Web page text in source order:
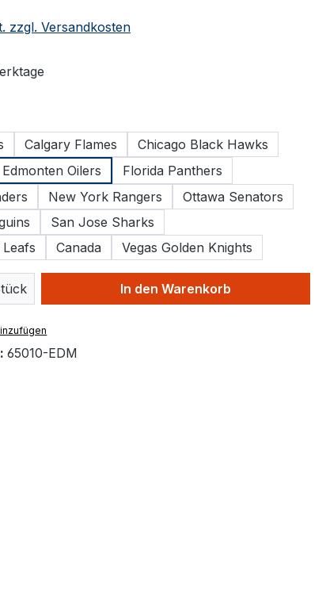
zzgl. Versandkosten
Calgary Flames
Chicago Black Hawks
Edmonten Oilers
Florida Panthers
New York Rangers
Ottawa Senators
San Jose Sharks
Canada Vegas Golden Knights
Gib den gewünschten Wert
In den Warenkorb
65010-EDM